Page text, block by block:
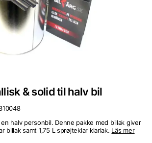
& solid til halv bil
halv personbil. Denne pakke med billak giver
billak samt 1,75 L sprøjteklar klarlak. Läs mer